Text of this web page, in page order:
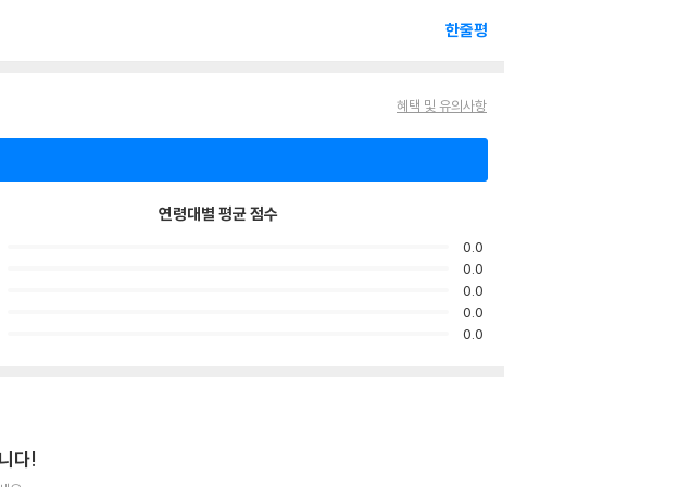
한줄평
혜택 및 유의사항
연령대별 평균 점수
0.0
0.0
0.0
0.0
0.0
다!